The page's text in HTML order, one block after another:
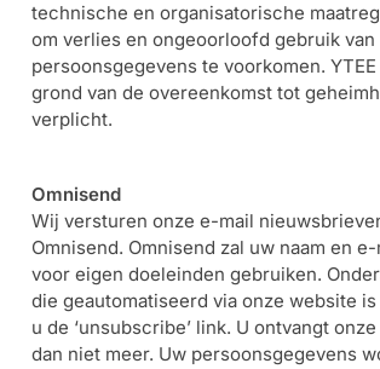
technische en organisatorische
om verlies en ongeoorloofd gebruik van
persoonsgegevens te voorkomen. YTEE
grond van de overeenkomst tot
verplicht.
Omnisend
Wij versturen onze e-mail
Omnisend. Omnisend zal uw naam en
voor eigen doeleinden gebruiken.
die geautomatiseerd via onze website
u de ‘unsubscribe’ link. U ontvangt
dan niet meer. Uw persoonsgegevens